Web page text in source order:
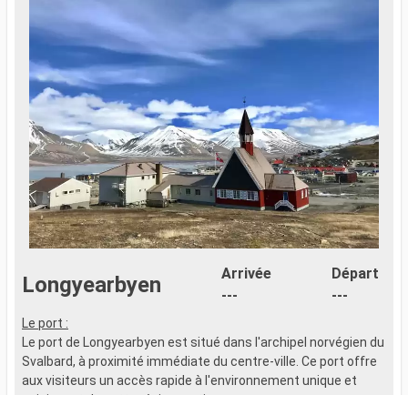
Longyearbyen
Arrivée
---
Départ
---
Le port :
Le port de Longyearbyen est situé dans l'archipel norvégien du
Svalbard, à proximité immédiate du centre-ville. Ce port offre
aux visiteurs un accès rapide à l'environnement unique et